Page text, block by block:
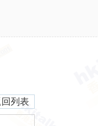
列表